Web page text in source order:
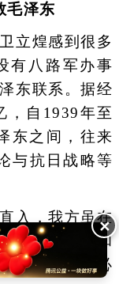
泽东
立煌感到很多
有八路军办事
东联系。据经
，自1939年至
东之间，往来
与抗日战略等
入，我方虽在
国力、军队和
久抗战，终必
✕